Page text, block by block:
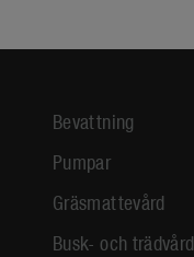
Bevattning
Pumpar
Gräsmattevård
Busk- och trädvård